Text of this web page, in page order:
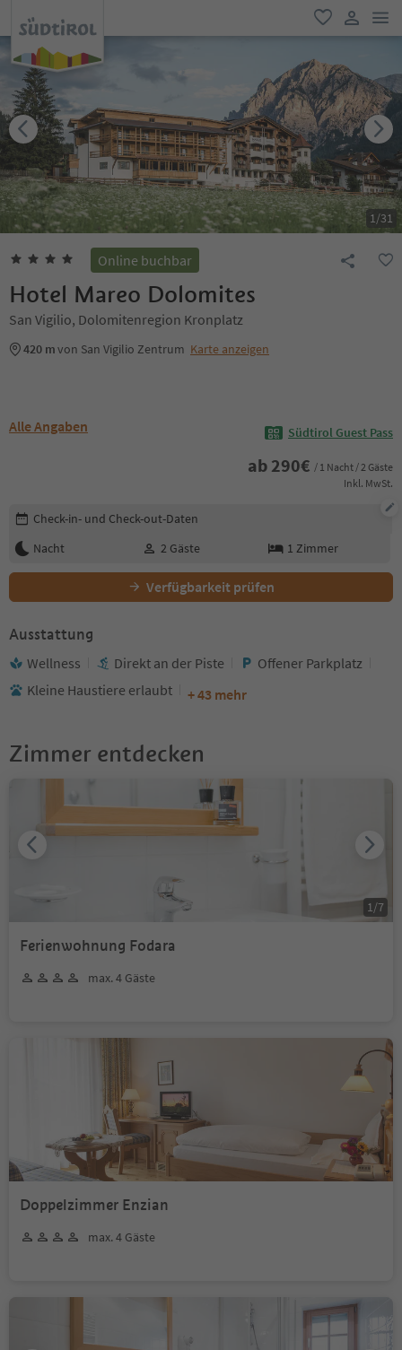
favorit
user link
1/31
Online buchbar
Hotel Mareo Dolomites
San Vigilio, Dolomitenregion Kronplatz
420 mvon San Vigilio Zentrum Karte anzeigen
Alle Angaben Südtirol Guest Pass
ab 290€ / 1 Nacht / 2 Gäste
Inkl. MwSt.
Buchungsdetails bearbeiten
Check-in- und Check-out-Daten
Nacht
2 Gäste 1 Zimmer
Verfügbarkeit prüfen
Ausstattung
Wellness Direkt an der Piste
Offener Parkplatz
Kleine Haustiere erlaubt
+ 43 mehr
Zimmer entdecken
Ferienwohnung Fodara
max. 4 Gäste
1 /7
Doppelzimmer Enzian
max. 4 Gäste